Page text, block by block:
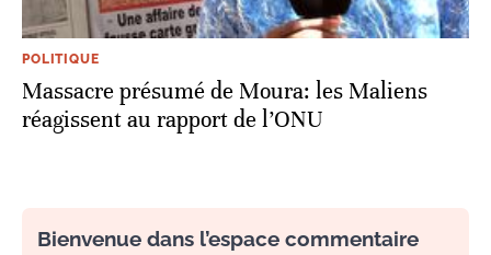
POLITIQUE
Massacre présumé de Moura: les Maliens
réagissent au rapport de l’ONU
Bienvenue dans l’espace commentaire